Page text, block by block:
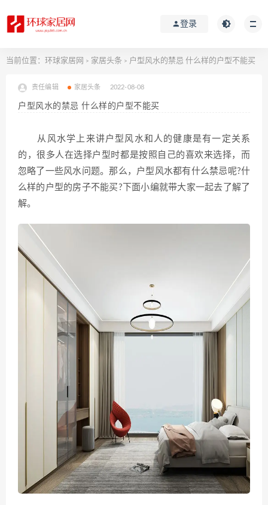
登录
当前位置： 环球家居网 > 家居头条 > 户型风水的禁忌 什么样的户型不能买
责任编辑 家居头条 2022-08-08
户型风水的禁忌 什么样的户型不能买
从风水学上来讲户型风水和人的健康是有一定关系
的，很多人在选择户型时都是按照自己的喜欢来选择，而
忽略了一些风水问题。那么，户型风水都有什么禁忌呢?什
么样的户型的房子不能买?下面小编就带大家一起去了解了
解。